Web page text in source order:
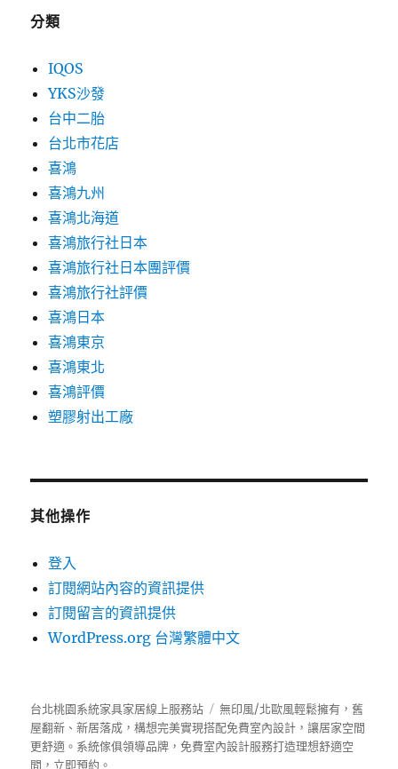
分類
IQOS
YKS沙發
台中二胎
台北市花店
喜鴻
喜鴻九州
喜鴻北海道
喜鴻旅行社日本
喜鴻旅行社日本團評價
喜鴻旅行社評價
喜鴻日本
喜鴻東京
喜鴻東北
喜鴻評價
塑膠射出工廠
其他操作
登入
訂閱網站內容的資訊提供
訂閱留言的資訊提供
WordPress.org 台灣繁體中文
台北桃園系統家具家居線上服務站
無印風/北歐風輕鬆擁有，舊
屋翻新、新居落成，構想完美實現搭配免費室內設計，讓居家空間
更舒適。 系統傢俱領導品牌，免費室內設計服務打造理想舒適空
間，立即預約。